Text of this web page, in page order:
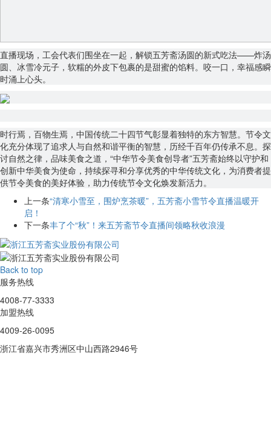
直播现场，工会代表们围坐在一起，解锁五芳斋汤圆的新式吃法——炸汤
圆、冰雪冷元子，软糯的外皮下包裹的是甜蜜的馅料。咬一口，幸福感瞬
时涌上心头。
时行焉，百物生焉，中国传统二十四节气彰显着独特的东方智慧。节令文
化充分体现了追求人与自然和谐平衡的智慧，历经千百年仍传承不息。探
讨自然之律，品味美食之道，“中华节令美食创导者”五芳斋始终以守护和
创新中华美食为使命，持续探寻和分享优秀的中华传统文化，为消费者提
供节令美食的美好体验，助力传统节令文化焕发新活力。
上一条“清寒小雪至，围炉烹茶暖”，五芳斋小雪节令直播温暖开
启！
下一条丰了个“秋”！来五芳斋节令直播间领略秋收浪漫
Back to top
服务热线
4008-77-3333
加盟热线
4009-26-0095
浙江省嘉兴市秀洲区中山西路2946号